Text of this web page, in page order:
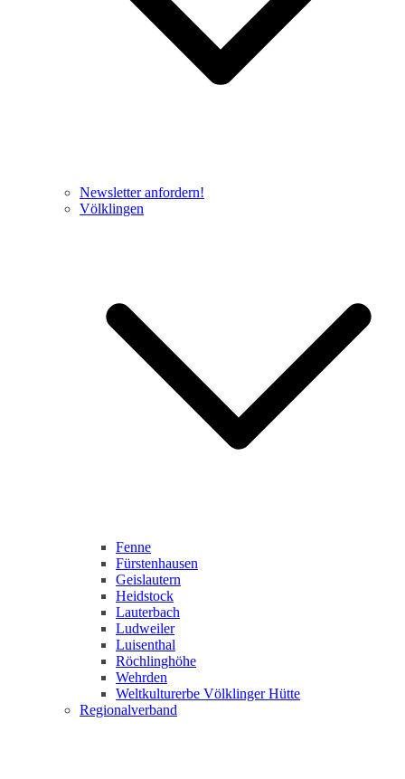
Newsletter anfordern!
Völklingen
Fenne
Fürstenhausen
Geislautern
Heidstock
Lauterbach
Ludweiler
Luisenthal
Röchlinghöhe
Wehrden
Weltkulturerbe Völklinger Hütte
Regionalverband